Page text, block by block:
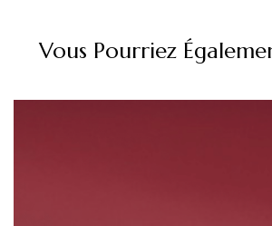
Vous Pourriez